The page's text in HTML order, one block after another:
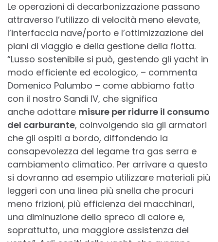
Le operazioni di decarbonizzazione passano
attraverso l’utilizzo di velocità meno elevate,
l’interfaccia nave/porto e l’ottimizzazione dei
piani di viaggio e della gestione della flotta.
“Lusso sostenibile si può, gestendo gli yacht in
modo efficiente ed ecologico, – commenta
Domenico Palumbo – come abbiamo fatto
con il nostro Sandi IV, che significa
anche adottare misure per ridurre il consumo
del carburante, coinvolgendo sia gli armatori
che gli ospiti a bordo, diffondendo la
consapevolezza del legame tra gas serra e
cambiamento climatico. Per arrivare a questo
si dovranno ad esempio utilizzare materiali più
leggeri con una linea più snella che procuri
meno frizioni, più efficienza dei macchinari,
una diminuzione dello spreco di calore e,
soprattutto, una maggiore assistenza del